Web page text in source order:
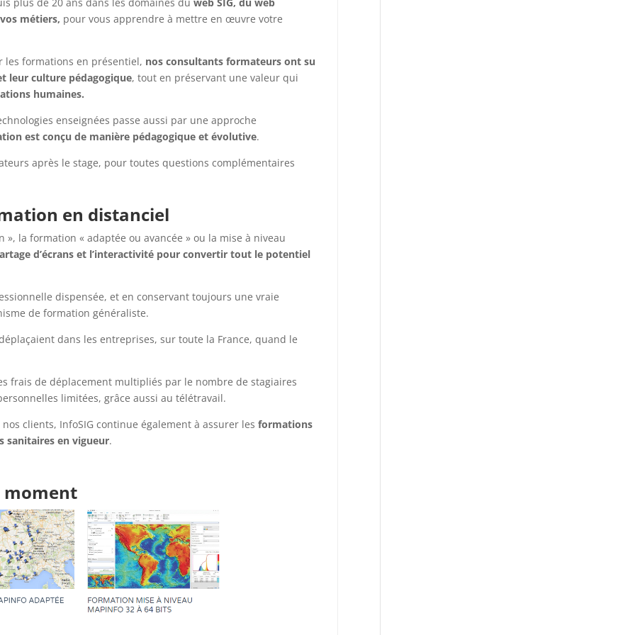
métiers, pour vous apprendre à mettre en œuvre votre
les formations en présentiel, nos consultants formateurs ont su
leur culture pédagogique, tout en préservant une valeur qui
humaines.
enseignées passe aussi par une approche
est conçu de manière pédagogique et évolutive.
après le stage, pour toutes questions complémentaires
en distanciel
la formation « adaptée ou avancée » ou la mise à niveau
d’écrans et l’interactivité pour convertir tout le potentiel
dispensée, et en conservant toujours une vraie
de formation généraliste.
dans les entreprises, sur toute la France, quand le
frais de déplacement multipliés par le nombre de stagiaires
limitées, grâce aussi au télétravail.
clients, InfoSIG continue également à assurer lesformations
sanitaires en vigueur.
moment